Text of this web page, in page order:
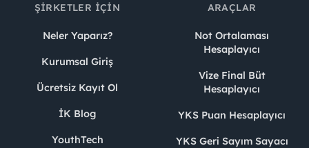
ŞIRKETLER İÇIN
Neler Yaparız?
Kurumsal Giriş
Ücretsiz Kayıt Ol
İK Blog
YouthTech
ARAÇLAR
Not Ortalaması
Hesaplayıcı
Vize Final Büt
Hesaplayıcı
YKS Puan Hesaplayıcı
YKS Geri Sayım Sayacı